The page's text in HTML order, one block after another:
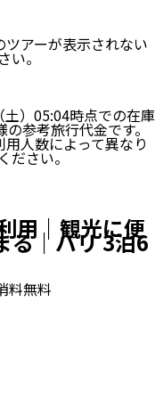
アーが表示されない
。
土）05:04時点での在庫
の参考旅行代金です。
人数によって異なり
ださい。
用｜観光に便
る｜パリ 3泊6
料無料